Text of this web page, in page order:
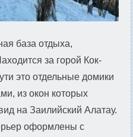
база отдыха,
за горой Кок-
это отдельные домики
из окон которых
на Заилийский Алатау.
оформлены с